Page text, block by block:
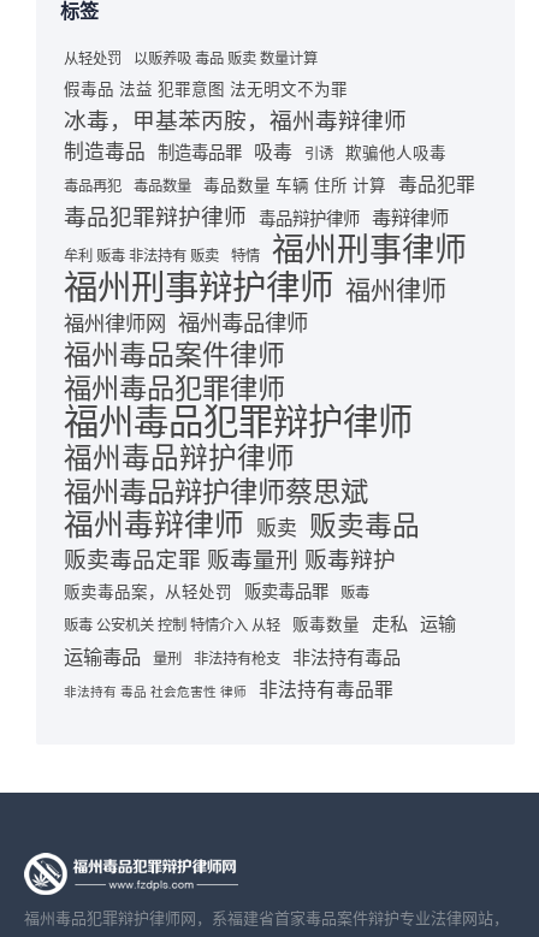
标签
从轻处罚 以贩养吸 毒品 贩卖 数量计算
假毒品 法益 犯罪意图 法无明文不为罪
冰毒，甲基苯丙胺，福州毒辩律师
制造毒品 制造毒品罪 吸毒 引诱 欺骗他人吸毒
毒品再犯 毒品数量 毒品数量 车辆 住所 计算 毒品犯罪
毒品犯罪辩护律师 毒品辩护律师 毒辩律师
牟利 贩毒 非法持有 贩卖 特情 福州刑事律师
福州刑事辩护律师 福州律师
福州律师网 福州毒品律师
福州毒品案件律师
福州毒品犯罪律师
福州毒品犯罪辩护律师
福州毒品辩护律师
福州毒品辩护律师蔡思斌
福州毒辩律师 贩卖 贩卖毒品
贩卖毒品定罪 贩毒量刑 贩毒辩护
贩卖毒品案，从轻处罚 贩卖毒品罪
贩毒
贩毒 公安机关 控制 特情介入 从轻
贩毒数量 走私 运输
运输毒品 量刑 非法持有枪支 非法持有毒品
非法持有 毒品 社会危害性 律师 非法持有毒品罪
福州毒品犯罪辩护律师网，系福建省首家毒品案件辩护专业法律网站，